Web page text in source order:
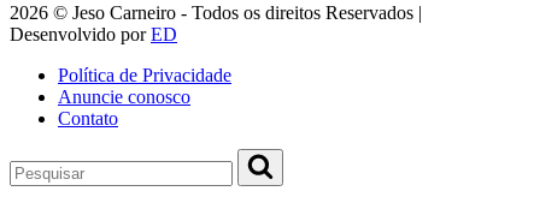
2026 © Jeso Carneiro - Todos os direitos Reservados |
Desenvolvido porED
Política de Privacidade
Anuncie conosco
Contato